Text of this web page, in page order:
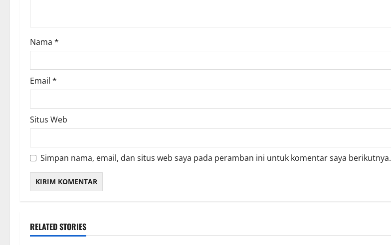
o
n
Nama *
Email *
Situs Web
Simpan nama, email, dan situs web saya pada peramban ini untuk komentar saya berikutnya.
RELATED STORIES